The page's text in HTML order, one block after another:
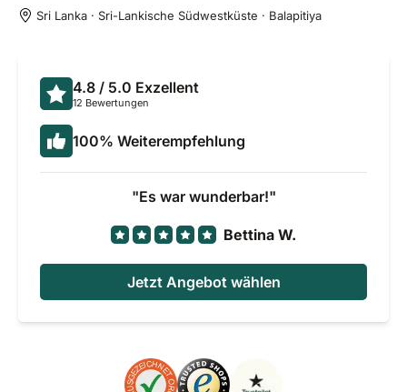
Sri Lanka · Sri-Lankische Südwestküste · Balapitiya
4.8 / 5.0 Exzellent
12 Bewertungen
100% Weiterempfehlung
Es war wunderbar!
Bettina W.
Jetzt Angebot wählen